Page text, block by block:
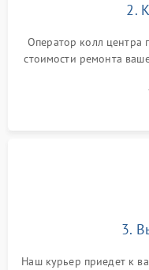
2.
Оператор колл центра
стоимости ремонта
3.
Наш курьер приедет к